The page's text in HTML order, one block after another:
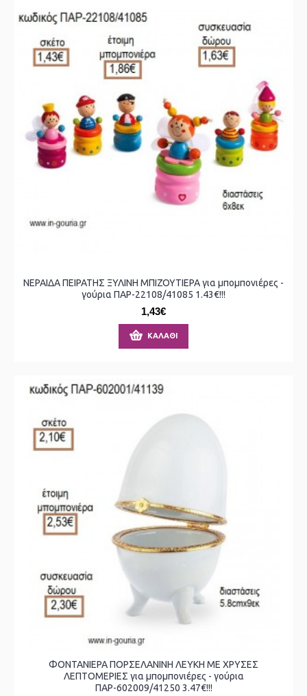
ΝΕΡΑΙΔΑ ΠΕΙΡΑΤΗΣ ΞΥΛΙΝΗ ΜΠΙΖΟΥΤΙΕΡΑ για μπομπονιέρες -
γούρια ΠΑΡ-22108/41085 1.43€!!!
1,43€
ΚΑΛΆΘΙ
ΦΟΝΤΑΝΙΕΡΑ ΠΟΡΣΕΛΑΝΙΝΗ ΛΕΥΚΗ ΜΕ ΧΡΥΣΕΣ
ΛΕΠΤΟΜΕΡΙΕΣ για μπομπονιέρες - γούρια
ΠΑΡ-602009/41250 3.47€!!!